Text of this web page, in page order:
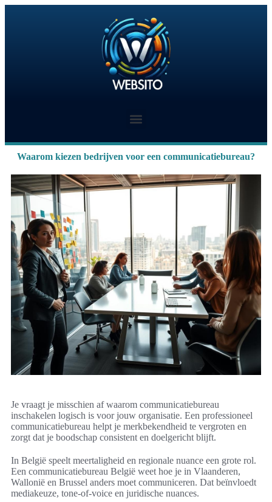
Waarom kiezen bedrijven voor een communicatiebureau?
Je vraagt je misschien af waarom communicatiebureau
inschakelen logisch is voor jouw organisatie. Een professioneel
communicatiebureau helpt je merkbekendheid te vergroten en
zorgt dat je boodschap consistent en doelgericht blijft.
In België speelt meertaligheid en regionale nuance een grote rol.
Een communicatiebureau België weet hoe je in Vlaanderen,
Wallonië en Brussel anders moet communiceren. Dat beïnvloedt
mediakeuze, tone-of-voice en juridische nuances.